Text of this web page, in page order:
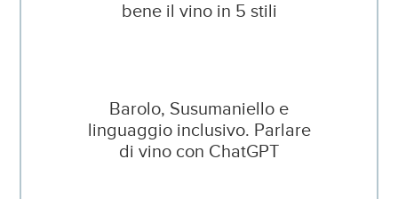
bene il vino in 5 stili
Barolo, Susumaniello e
linguaggio inclusivo. Parlare
di vino con ChatGPT